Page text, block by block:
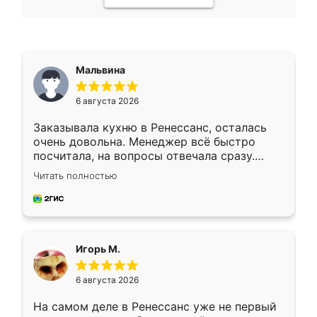
Мальвина
6 августа 2026
Заказывала кухню в Ренессанс, осталась
очень довольна. Менеджер всё быстро
посчитала, на вопросы отвечала сразу.
Замерщик приехал в субботу, подошёл к
делу со всей ответственностью. Собрали
за день, ребята работали аккуратно, даже
Читать полностью
Игорь М.
6 августа 2026
На самом деле в Ренессанс уже не первый